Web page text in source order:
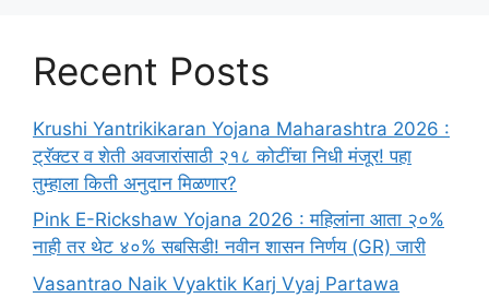
Recent Posts
Krushi Yantrikikaran Yojana Maharashtra 2026 :
ट्रॅक्टर व शेती अवजारांसाठी २१८ कोटींचा निधी मंजूर! पहा
तुम्हाला किती अनुदान मिळणार?
Pink E-Rickshaw Yojana 2026 : महिलांना आता २०%
नाही तर थेट ४०% सबसिडी! नवीन शासन निर्णय (GR) जारी
Vasantrao Naik Vyaktik Karj Vyaj Partawa